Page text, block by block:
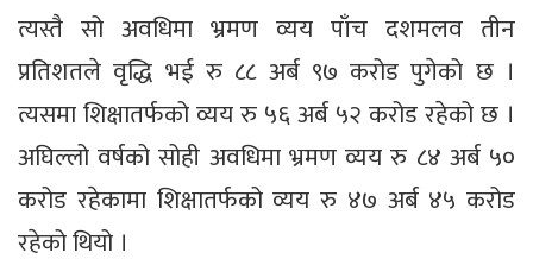
त्यस्तै सो अवधिमा भ्रमण व्यय पाँच दशमलव तीन
प्रतिशतले वृद्धि भई रु ८८ अर्ब ९७ करोड पुगेको छ ।
त्यसमा शिक्षातर्फको व्यय रु ५६ अर्ब ५२ करोड रहेको छ ।
अघिल्लो वर्षको सोही अवधिमा भ्रमण व्यय रु ८४ अर्ब ५०
करोड रहेकामा शिक्षातर्फको व्यय रु ४७ अर्ब ४५ करोड
रहेको थियो ।